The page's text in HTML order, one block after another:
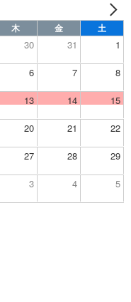
木 金 土
30 31 1
6 7 8
13 14 15
20 21 22
27 28 29
3 4 5